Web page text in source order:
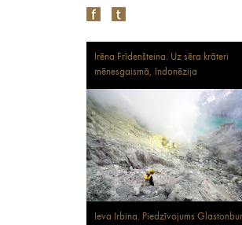
Irēna Frīdenšteina. Uz sēra krāteri
mēnesgaismā, Indonēzija
Ieva Irbina. Piedzīvojums